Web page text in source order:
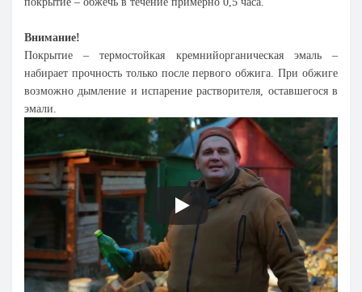
Внимание!
Покрытие – термостойкая кремнийорганическая эмаль –
набирает прочность только после первого обжига. При обжиге
возможно дымление и испарение растворителя, оставшегося в
эмали.